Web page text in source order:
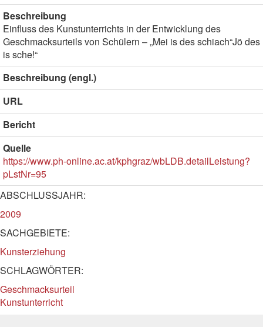
Beschreibung
Einfluss des Kunstunterrichts in der Entwicklung des
Geschmacksurteils von Schülern – „Mei is des schiach“Jö des
is sche!“
Beschreibung (engl.)
URL
Bericht
Quelle
https://www.ph-online.ac.at/kphgraz/wbLDB.detailLeistung?
pLstNr=95
ABSCHLUSSJAHR:
2009
SACHGEBIETE:
Kunsterziehung
SCHLAGWÖRTER:
Geschmacksurteil
Kunstunterricht